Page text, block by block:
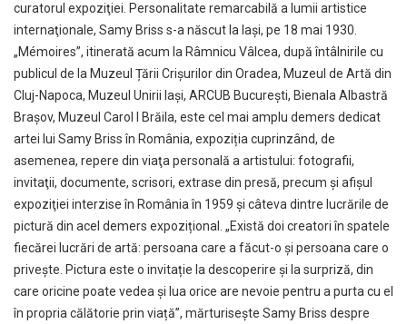
curatorul expoziţiei. Personalitate remarcabilă a lumii artistice
internaţionale, Samy Briss s-a născut la Iaşi, pe 18 mai 1930.
„Mémoires”, itinerată acum la Râmnicu Vâlcea, după întâlnirile cu
publicul de la Muzeul Țării Crișurilor din Oradea, Muzeul de Artă din
Cluj-Napoca, Muzeul Unirii Iaşi, ARCUB Bucureşti, Bienala Albastră
Braşov, Muzeul Carol I Brăila, este cel mai amplu demers dedicat
artei lui Samy Briss în România, expoziția cuprinzând, de
asemenea, repere din viaţa personală a artistului: fotografii,
invitaţii, documente, scrisori, extrase din presă, precum și afişul
expoziţiei interzise în România în 1959 şi câteva dintre lucrările de
pictură din acel demers expozițional. „Există doi creatori în spatele
fiecărei lucrări de artă: persoana care a făcut-o și persoana care o
privește. Pictura este o invitație la descoperire și la surpriză, din
care oricine poate vedea și lua orice are nevoie pentru a purta cu el
în propria călătorie prin viață”, mărturisește Samy Briss despre